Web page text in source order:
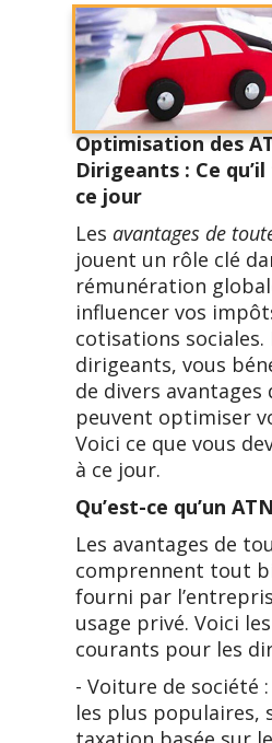
Optimisation des
Dirigeants : Ce
ce jour
Les avantages de
jouent un rôle clé
rémunération
influencer vos
cotisations sociales.
dirigeants, vous
de divers avantages
peuvent optimiser
Voici ce que vous
à ce jour.
Qu’est-ce qu’un
Les avantages de
comprennent tout
fourni par
usage privé. Voici
courants pour les
- Voiture de société
les plus populaires,